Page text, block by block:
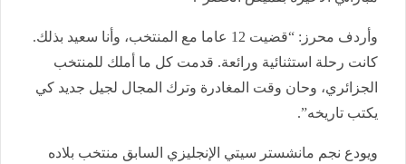
وأردف محرز: “قضيت 12 عاما مع المنتخب، وأنا سعيد بذلك.
كانت رحلة استثنائية ورائعة. قدمت كل ما أملك للمنتخب
الجزائري، وحان وقت المغادرة وترك المجال لجيل جديد كي
يكتب تاريخه”.
ويودع نجم مانشستر سيتي الإنجليزي السابق منتخب بلاده